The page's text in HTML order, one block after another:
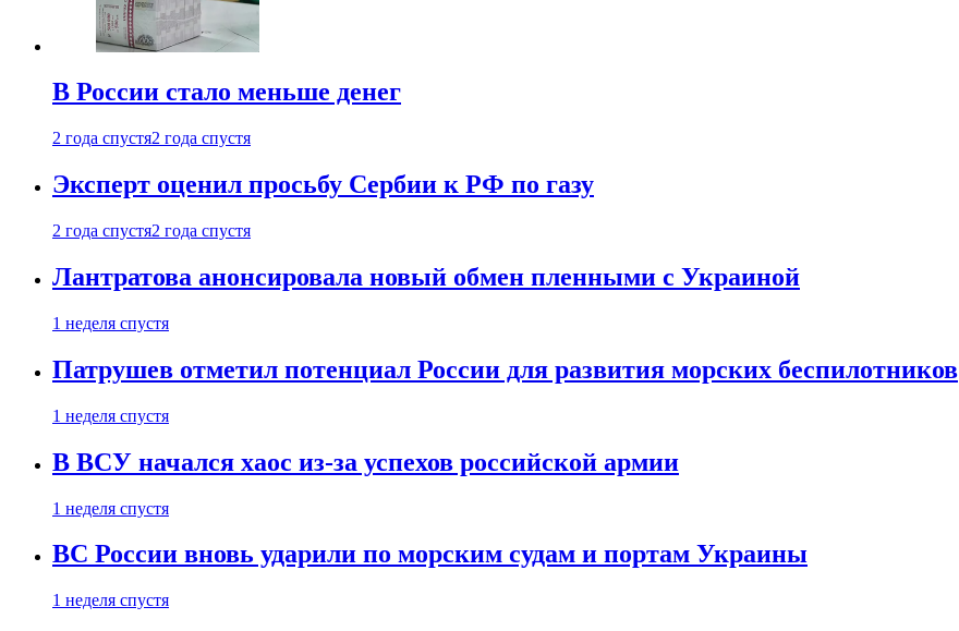
В России стало меньше денег
2 года спустя2 года спустя
Эксперт оценил просьбу Сербии к РФ по газу
2 года спустя2 года спустя
Лантратова анонсировала новый обмен пленными с Украиной
1 неделя спустя
Патрушев отметил потенциал России для развития морских беспилотников
1 неделя спустя
В ВСУ начался хаос из-за успехов российской армии
1 неделя спустя
ВС России вновь ударили по морским судам и портам Украины
1 неделя спустя